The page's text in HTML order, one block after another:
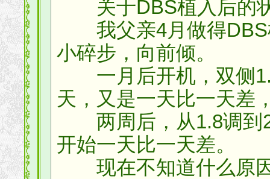
关于DBS植入后的
我父亲4月做得DBS
小碎步，向前倾。
一月后开机，双侧
天，又是一天比一天差
两周后，从1.8调到
开始一天比一天差。
现在不知道什么原